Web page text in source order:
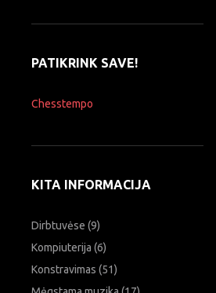
PATIKRINK SAVE!
Chesstempo
KITA INFORMACIJA
Dirbtuvėse (9)
Kompiuterija (6)
Konstravimas (51)